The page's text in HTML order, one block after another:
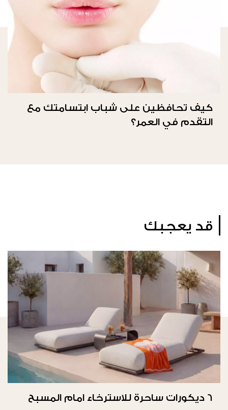
كيف تحافظين على شباب ابتسامتك مع
التقدم في العمر؟
قد يعجبك
6 ديكورات ساحرة للاسترخاء امام المسبح